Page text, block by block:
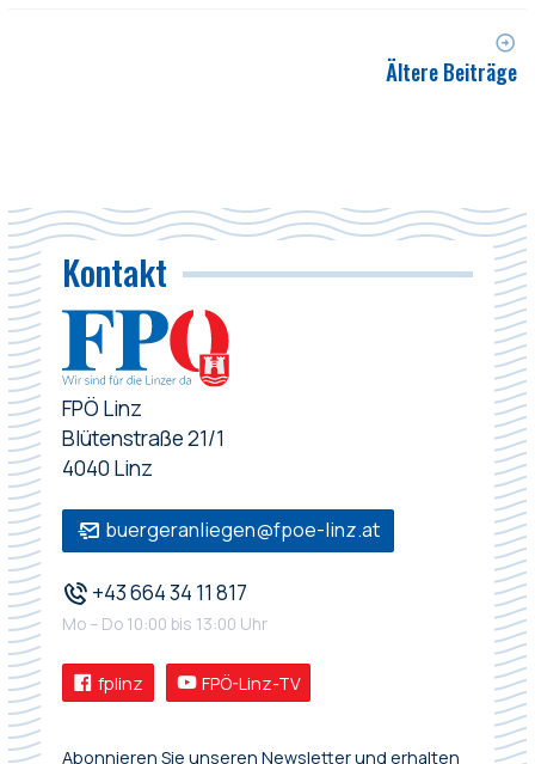
Ältere Beiträge
Kontakt
FPÖ Linz
Blütenstraße 21/1
4040 Linz
buergeranliegen@fpoe-linz.at
+43 664 34 11 817
Mo – Do 10:00 bis 13:00 Uhr
fplinz FPÖ-Linz-TV
Abonnieren Sie unseren Newsletter und erhalten